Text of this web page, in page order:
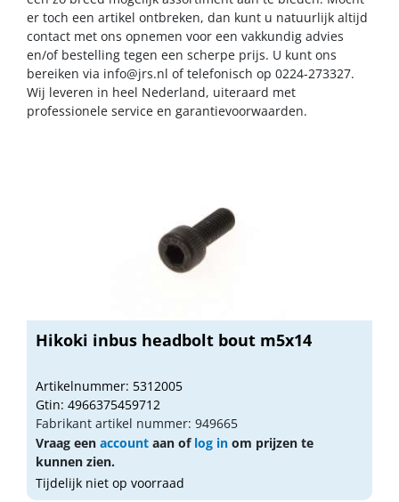
er toch een artikel ontbreken, dan kunt u natuurlijk altijd
contact met ons opnemen voor een vakkundig advies
en/of bestelling tegen een scherpe prijs. U kunt ons
bereiken via info@jrs.nl of telefonisch op 0224-273327.
Wij leveren in heel Nederland, uiteraard met
professionele service en garantievoorwaarden.
Hikoki inbus headbolt bout m5x14
Artikelnummer: 5312005
Gtin: 4966375459712
Fabrikant artikel nummer: 949665
Vraag een account aan of log in om prijzen te
kunnen zien.
Tijdelijk niet op voorraad